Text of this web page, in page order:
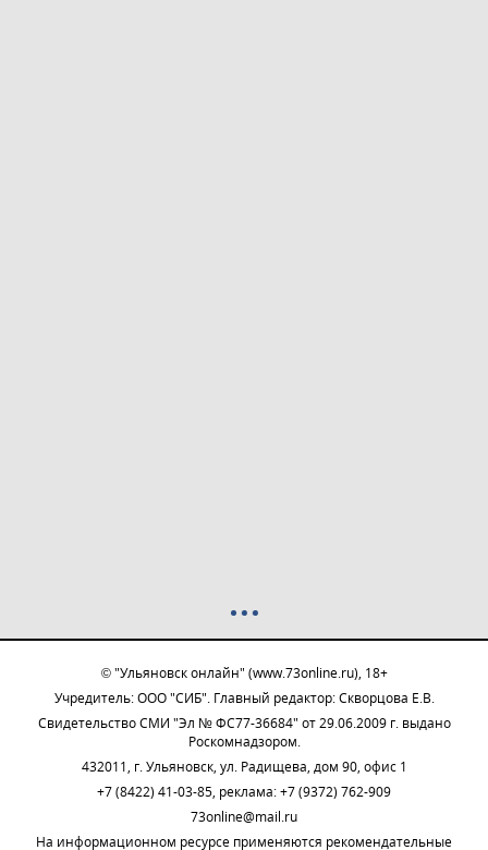
© "Ульяновск онлайн" (www.73online.ru), 18+
Учредитель: ООО "СИБ". Главный редактор: Скворцова Е.В.
Свидетельство СМИ "Эл № ФС77-36684" от 29.06.2009 г. выдано
Роскомнадзором.
432011, г. Ульяновск, ул. Радищева, дом 90, офис 1
+7 (8422) 41-03-85, реклама: +7 (9372) 762-909
73online@mail.ru
На информационном ресурсе применяются рекомендательные